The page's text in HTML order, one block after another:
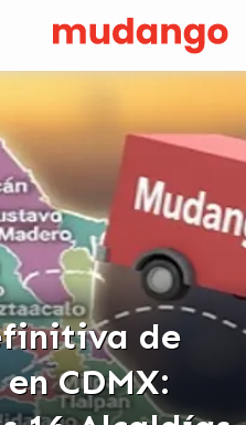
de
CDMX: